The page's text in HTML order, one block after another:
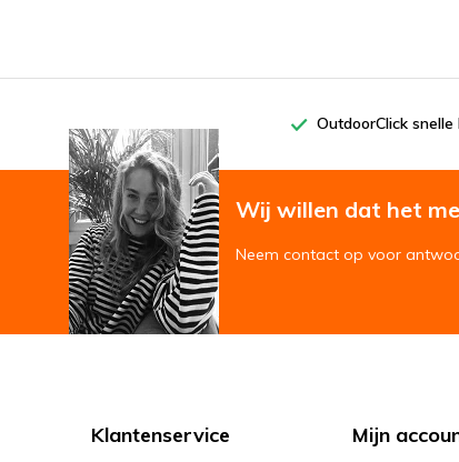
OutdoorClick
Wij willen dat het
Neem contact op voor
Klantenservice Mijn